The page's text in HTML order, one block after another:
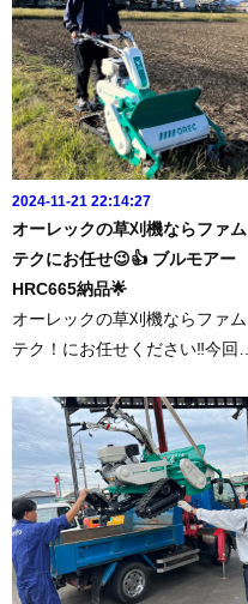
に還元されます。幅広タイヤに
より抜群の安...
2024-11-21 22:14:27
オーレックの草刈機ならファム
テクにお任せ😉👍 ブルモアー
HRC665納品🌟
オーレックの草刈機ならファム
テク！にお任せください‼️今回は
ー】HRC665を納品させていた
だきました😉👍✨取扱説明や試
運転もお任せください。立ち乗
りステップも良い感じでとても
喜...